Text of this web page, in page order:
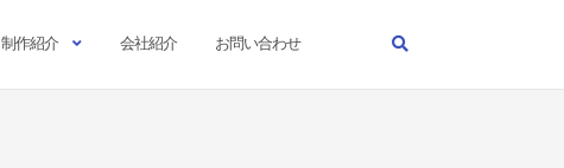
制作紹介 会社紹介 お問い合わせ